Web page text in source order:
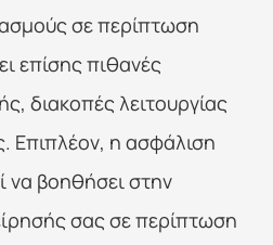
σε περίπτωση
επίσης πιθανές
διακοπές λειτουργίας
Επιπλέον, η ασφάλιση
να βοηθήσει στην
σας σε περίπτωση